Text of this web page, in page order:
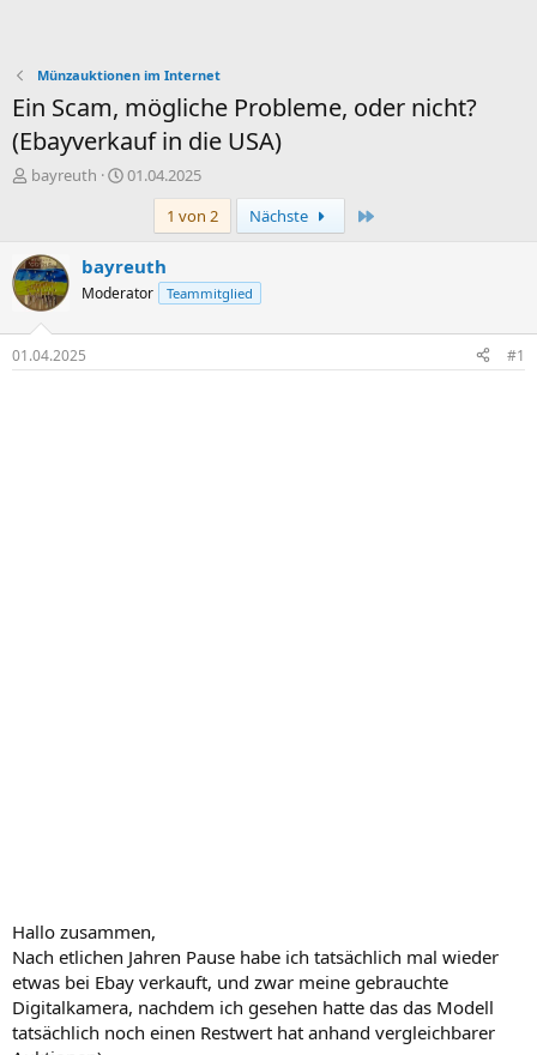
Münzauktionen im Internet
Ein Scam, mögliche Probleme, oder nicht?
(Ebayverkauf in die USA)
E
e
l
l
e
r
bayreuth
E
e
l
m
01.04.2025
1 von 2
Nächste
bayreuth
Moderator Teammitglied
01.04.2025 #1
Hallo zusammen,
Nach etlichen Jahren Pause habe ich tatsächlich mal wieder
etwas bei Ebay verkauft, und zwar meine gebrauchte
Digitalkamera, nachdem ich gesehen hatte das das Modell
tatsächlich noch einen Restwert hat anhand vergleichbarer